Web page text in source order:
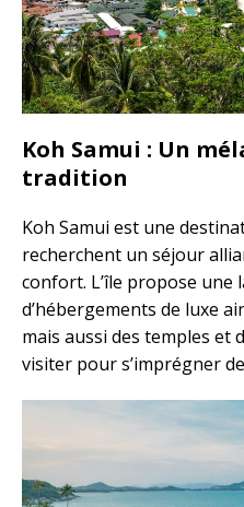
Koh Samui : Un
tradition
Koh Samui est une
recherchent un séjour
confort. L’île propose une
d’hébergements de luxe
mais aussi des temples et
visiter pour s’imprégner